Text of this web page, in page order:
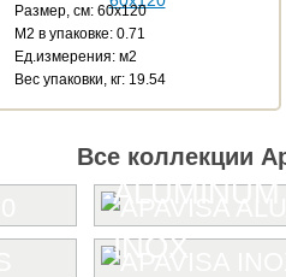
Размер, см: 60x120
М2 в упаковке: 0.71
Ед.измерения: м2
Веc упаковки, кг: 19.54
Все коллекции
ALUMINUM
INOX